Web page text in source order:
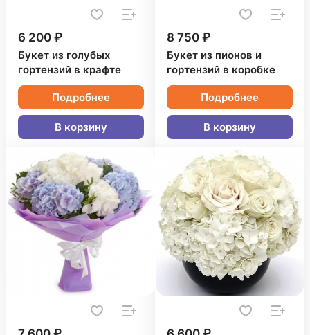
6 200 ₽
Букет из голубых
гортензий в крафте
Подробнее
В корзину
8 750 ₽
Букет из пионов и
гортензий в коробке
Подробнее
В корзину